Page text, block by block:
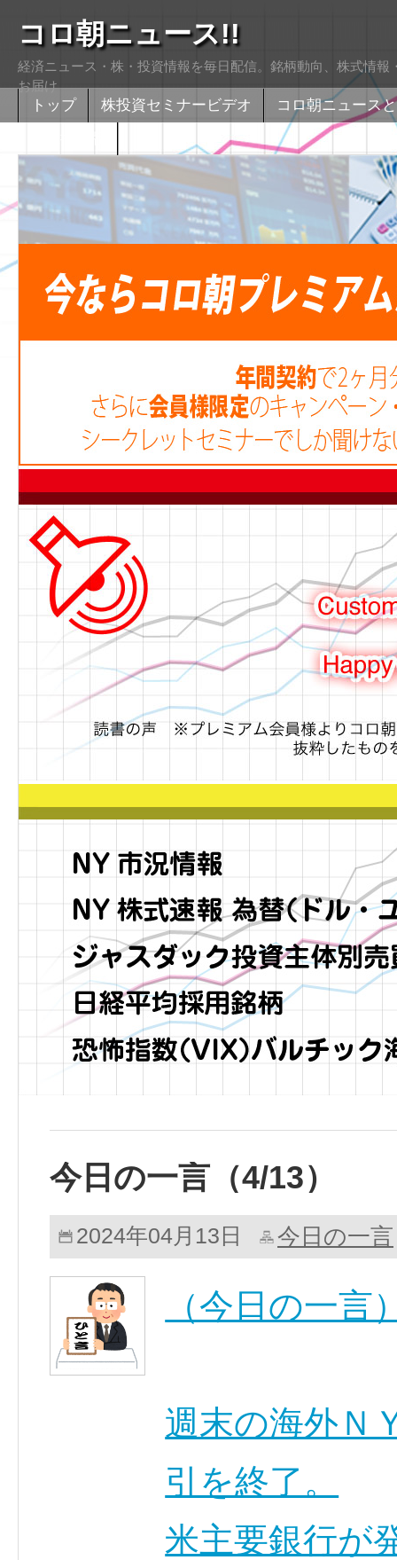
コロ朝ニュース!!
経済ニュース・株・投資情報を毎日配信。銘柄動向、株式情
お届け
トップ 株投資セミナービデオ
コロ朝ニュース
今日の一言（4/13）
2024年04月13日 今日の一言
（今日の一言
週末の海外Ｎ
引を終了。
米主要銀行が